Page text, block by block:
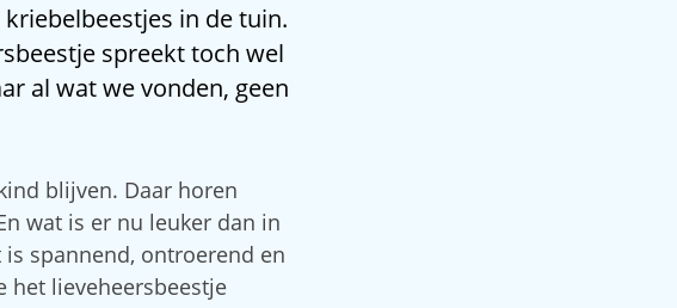
in de tuin.
spreekt toch wel
al wat we vonden, geen
blijven. Daar horen
wat is er nu leuker dan in
spannend, ontroerend en
het lieveheersbeestje